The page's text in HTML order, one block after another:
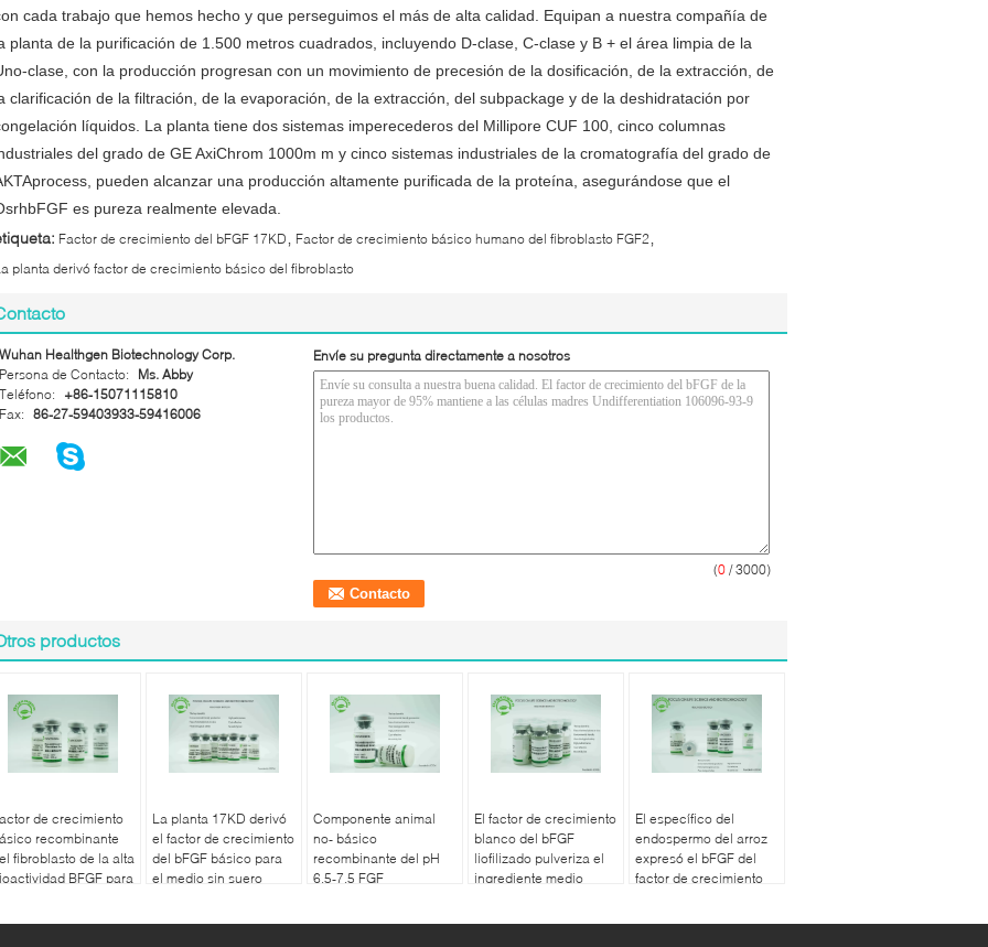
cada trabajo que hemos hecho y que perseguimos el más de alta calidad. Equipan a nuestra compañía de
planta de la purificación de 1.500 metros cuadrados, incluyendo D-clase, C-clase y B + el área limpia de la
clase, con la producción progresan con un movimiento de precesión de la dosificación, de la extracción, de
clarificación de la filtración, de la evaporación, de la extracción, del subpackage y de la deshidratación por
líquidos. La planta tiene dos sistemas imperecederos del Millipore CUF 100, cinco columnas
del grado de GE AxiChrom 1000m m y cinco sistemas industriales de la cromatografía del grado de
pueden alcanzar una producción altamente purificada de la proteína, asegurándose que el
es pureza realmente elevada.
Factor de crecimiento del bFGF 17KD Factor de crecimiento básico humano del fibroblasto FGF2
planta derivó factor de crecimiento básico del fibroblasto
Wuhan Healthgen Biotechnology Corp.
Persona de Contacto:
Ms. Abby
Teléfono:
+86-15071115810
Fax: 86-27-59403933-59416006
Envíe su pregunta directamente a nosotros
(0 / 3000)
productos
de crecimiento
recombinante
fibroblasto de la alta
BFGF para
La planta 17KD derivó
el factor de crecimiento
del bFGF básico para
el medio sin suero
Componente animal
no- básico
recombinante del pH
6.5-7.5 FGF
El factor de crecimiento
blanco del bFGF
liofilizado pulveriza el
ingrediente medio
El específico del
endospermo del arroz
expresó el bFGF del
factor de crecimiento